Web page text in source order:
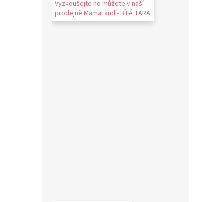
Vyzkoušejte ho můžete v naší
prodejně MamaLand - BÍLÁ TARA